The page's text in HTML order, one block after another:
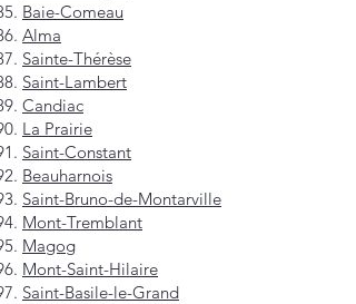
Baie-Comeau
Alma
Sainte-Thérèse
Saint-Lambert
Candiac
La Prairie
Saint-Constant
Beauharnois
Saint-Bruno-de-Montarville
Mont-Tremblant
Magog
Mont-Saint-Hilaire
Saint-Basile-le-Grand